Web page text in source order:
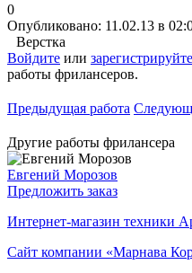
0
Опубликовано: 11.02.13 в
Верстка
Войдите или
работы фрилансеров.
Предыдущая работа
Другие работы фрилансера
Евгений Морозов
Предложить заказ
Интернет-магазин техники
Сайт компании «Марнава